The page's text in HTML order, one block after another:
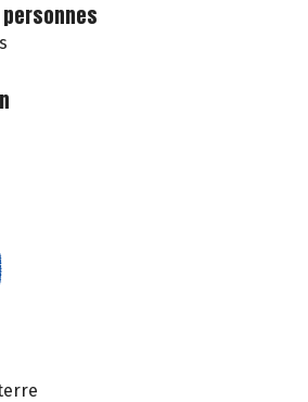
personnes